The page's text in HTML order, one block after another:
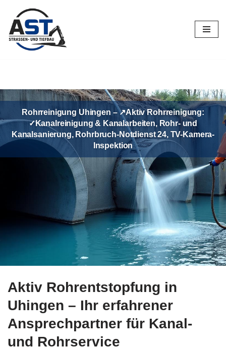
Zum
Inhalt
springen
Rohrreinigung Uhingen – ↗️Aktiv Rohrreinigung:
✓Kanalreinigung & Kanalarbeiten, Rohr- und
Kanalsanierung, Rohrbruch-Notdienst 24, TV-Kamera-
Inspektion
Aktiv Rohrentstopfung in
Uhingen – Ihr erfahrener
Ansprechpartner für Kanal-
und Rohrservice